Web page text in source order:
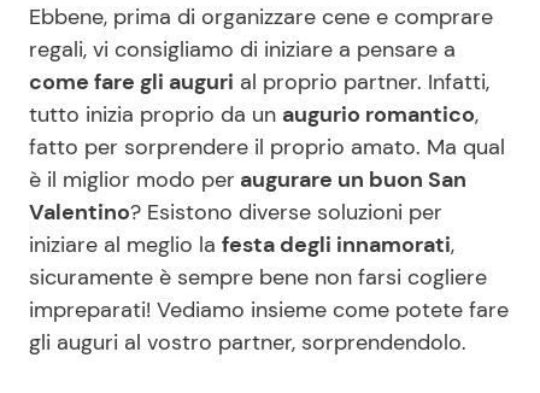
Mondo Mamma
News benessere
Salute
Viaggi e Turismo
Festività
Le Ricette in TV
Primi Piatti
Ricette Facili e Veloci
Ricette Feste
Ricette per Bambini
Ebbene, prima di organizzare cene e comprare
regali, vi consigliamo di iniziare a pensare a
come fare gli auguri al proprio partner. Infatti,
tutto inizia proprio da un augurio romantico,
fatto per sorprendere il proprio amato. Ma qual
è il miglior modo per augurare un buon San
Valentino? Esistono diverse soluzioni per
iniziare al meglio la festa degli innamorati,
sicuramente è sempre bene non farsi cogliere
impreparati! Vediamo insieme come potete fare
gli auguri al vostro partner, sorprendendolo.